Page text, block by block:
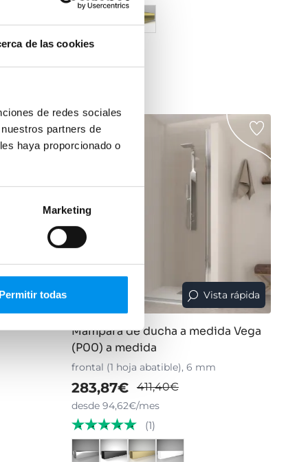
de las cookies
de redes sociales
partners de
haya proporcionado o
Marketing
Permitir todas
rápida
-31%OFERTA
Vista rápida
Mampara de ducha a medida Vega
(P00) a medida
frontal (1 hoja abatible), 6 mm
283,87€ 411,40€
desde 94,62€/mes
(1)